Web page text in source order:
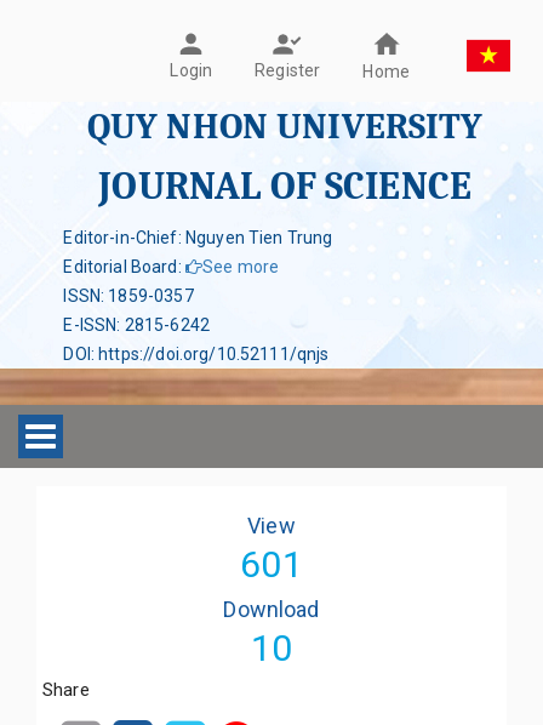
Login Register Home
QUY NHON UNIVERSITY
JOURNAL OF SCIENCE
Editor-in-Chief: Nguyen Tien Trung
Editorial Board:
See more
ISSN: 1859-0357
E-ISSN: 2815-6242
DOI : https://doi.org/10.52111/qnjs
Toggle navigation
View
601
Download
10
Share